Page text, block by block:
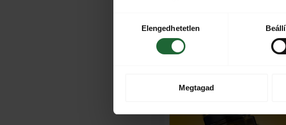
kiválasztásaElengedhetetlen
Megtagad
KOSÁRBA